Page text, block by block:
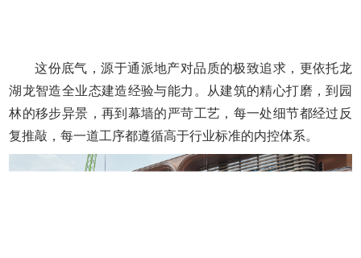
这份底气，源于通派地产对品质的极致追求，更依托龙
湖龙智造全业态建造经验与能力。从建筑的精心打磨，到园
林的移步异景，再到幕墙的严苛工艺，每一处细节都经过反
复推敲，每一道工序都遵循高于行业标准的内控体系。